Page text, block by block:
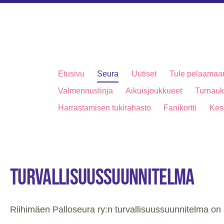
Etusivu Seura Uutiset
Tule
Valmennuslinja
Aikuisjoukkueet
Harrastamisen tukirahasto
Fanikortti
Turvallisuussuunnitelma
Riihimäen Palloseura ry:n turvallisuussuunnitelma